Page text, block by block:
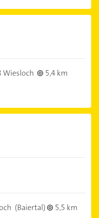
Wiesloch
5,4 km
(Baiertal)
5,5 km